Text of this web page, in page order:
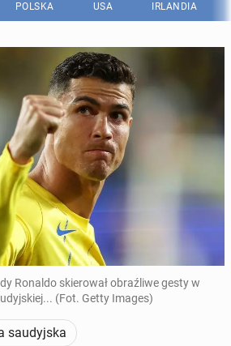
POLSKA USA IRLANDIA
Ronaldo skierował obraźliwe gesty w
(Fot. Getty Images)
saudyjska